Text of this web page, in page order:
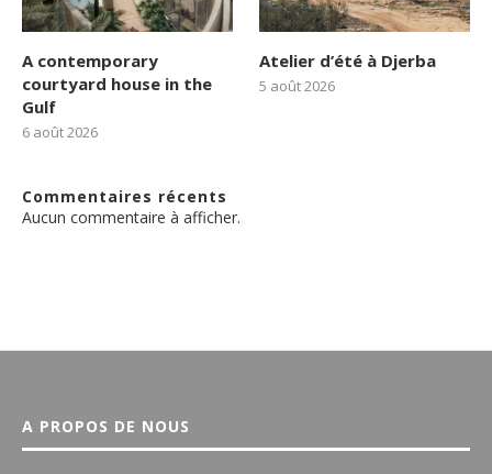
A contemporary
courtyard house in the
Gulf
6 août 2026
Atelier d’été à Djerba
5 août 2026
Commentaires récents
Aucun commentaire à afficher.
A PROPOS DE NOUS